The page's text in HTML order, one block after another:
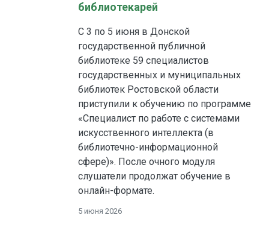
библиотекарей
С 3 по 5 июня в Донской
государственной публичной
библиотеке 59 специалистов
государственных и муниципальных
библиотек Ростовской области
приступили к обучению по программе
«Специалист по работе с системами
искусственного интеллекта (в
библиотечно-информационной
сфере)». После очного модуля
слушатели продолжат обучение в
онлайн-формате.
5 июня 2026